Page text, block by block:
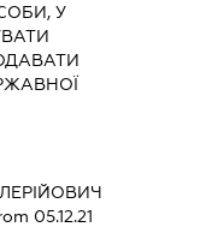
У
05.12.21